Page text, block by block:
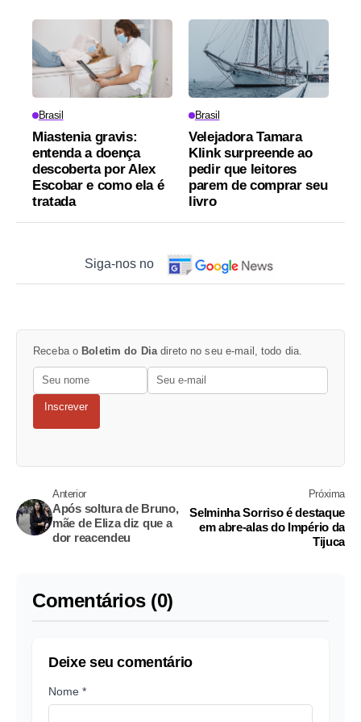
Brasil
Miastenia gravis:
entenda a doença
descoberta por Alex
Escobar e como ela é
tratada
Brasil
Velejadora Tamara
Klink surpreende ao
pedir que leitores
parem de comprar seu
livro
Siga-nos no
Receba o Boletim do Diadireto no seu e-mail, todo dia.
Inscrever
Anterior
Após soltura de Bruno,
mãe de Eliza diz que a
dor reacendeu
Próxima
Selminha Sorriso é destaque
em abre-alas do Império da
Tijuca
Comentários (0)
Deixe seu comentário
Nome *